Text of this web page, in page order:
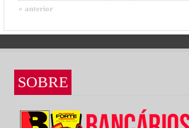
« anterior
SOBRE